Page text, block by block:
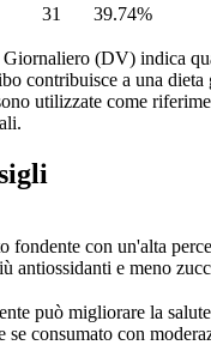
31 39.74%
(DV) indica
contribuisce a una
utilizzate come
fondente con un'alta
antiossidanti e meno
può migliorare la
se consumato con